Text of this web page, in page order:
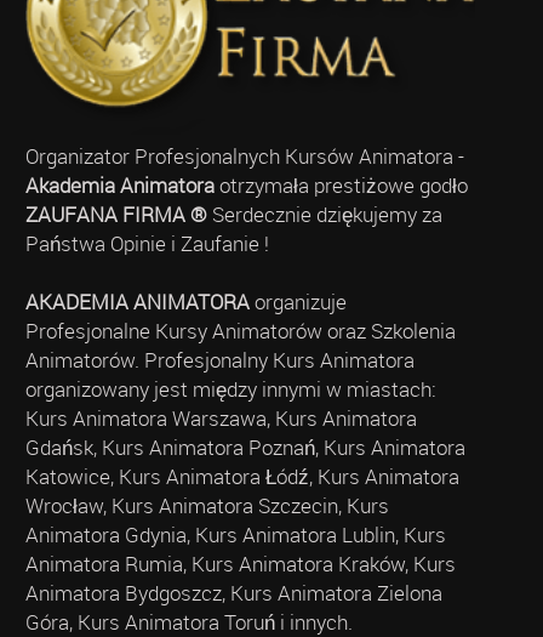
Organizator Profesjonalnych Kursów Animatora -
Akademia Animatoraotrzymała prestiżowe godło
ZAUFANA FIRMA ®Serdecznie dziękujemy za
Państwa Opinie i Zaufanie !
AKADEMIA ANIMATORAorganizuje
Profesjonalne Kursy Animatorów oraz Szkolenia
Animatorów. Profesjonalny Kurs Animatora
organizowany jest między innymi w miastach:
Kurs Animatora Warszawa, Kurs Animatora
Gdańsk, Kurs Animatora Poznań, Kurs Animatora
Katowice, Kurs Animatora Łódź, Kurs Animatora
Wrocław, Kurs Animatora Szczecin, Kurs
Animatora Gdynia, Kurs Animatora Lublin, Kurs
Animatora Rumia, Kurs Animatora Kraków, Kurs
Animatora Bydgoszcz, Kurs Animatora Zielona
Góra, Kurs Animatora Toruń i innych.